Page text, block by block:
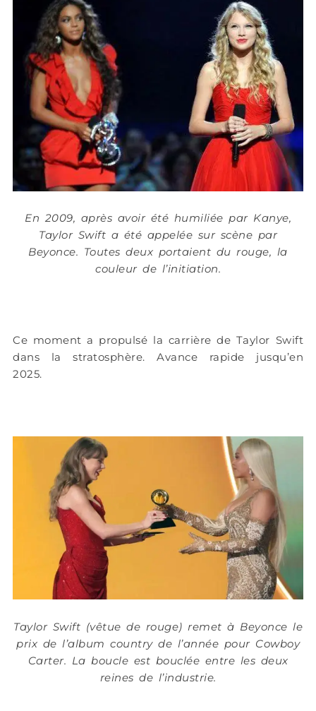
En 2009, après avoir été humiliée par Kanye,
Taylor Swift a été appelée sur scène par
Beyonce. Toutes deux portaient du rouge, la
couleur de l’initiation.
Ce moment a propulsé la carrière de Taylor Swift
dans la stratosphère. Avance rapide jusqu’en
2025.
Taylor Swift (vêtue de rouge) remet à Beyonce le
prix de l’album country de l’année pour Cowboy
Carter. La boucle est bouclée entre les deux
reines de l’industrie.